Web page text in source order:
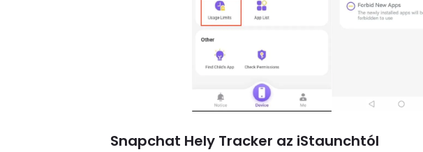
Snapchat Hely Tracker az iStaunchtól